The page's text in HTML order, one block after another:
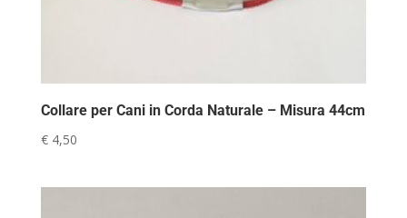
Collare per Cani in Corda Naturale – Misura 44cm
€4,50